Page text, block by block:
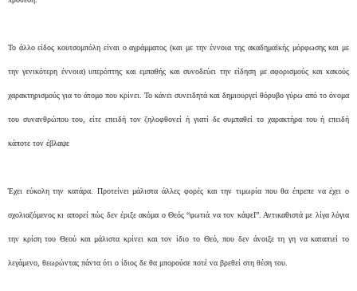
Το άλλο είδος κουτσομπόλη είναι ο αγράμματος (και με την έννοια της ακαδημαϊκής μόρφωσης και με
την γενικότερη έννοια) υπερόπτης και εμπαθής και συνοδεύει την είδηση με αφορισμούς και κακούς
χαρακτηρισμούς για το άτομο που κρίνει. Το κάνει συνειδητά και δημιουργεί θόρυβο γύρω από το όνομα
του συνανθρώπου του, είτε επειδή τον ζηλοφθονεί ή γιατί δε συμπαθεί το χαρακτήρα του ή επειδή
κάποτε τον έβλαψε
Έχει εύκολη την κατάρα. Προτείνει μάλιστα άλλες φορές και την τιμωρία που θα έπρεπε να έχει ο
σχολιαζόμενος κι απορεί πώς δεν έριξε ακόμα ο Θεός “φωτιά να τον κάψεΙ”. Αντικαθιστά με λίγα λόγια
την κρίση του Θεού και μάλιστα κρίνει και τον ίδιο το Θεό, που δεν άνοιξε τη γη να καταπιεί το
λεγάμενο, θεωρώντας πάντα ότι ο ίδιος δε θα μπορούσε ποτέ να βρεθεί στη θέση του.